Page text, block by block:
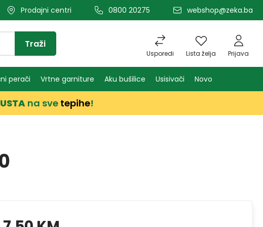
Prodajni centri 0800 20275 webshop@zeka.ba
Usporedi Lista želja Prijava
Traži
perači Vrtne garniture Aku bušilice Usisivači Novo
na sve tepihe!